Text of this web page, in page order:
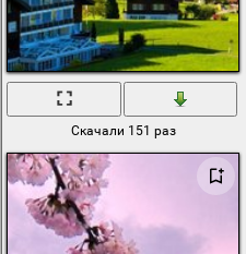
Скачали 151 раз